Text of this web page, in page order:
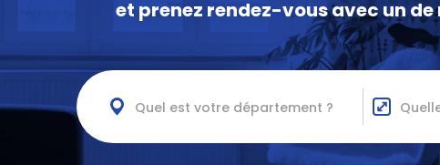
et prenez rendez-vous avec un
Quel est votre département ?